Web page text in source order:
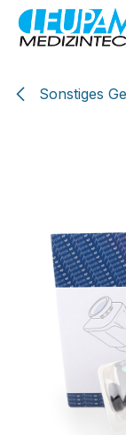
Zum Inhalt
Sonstiges